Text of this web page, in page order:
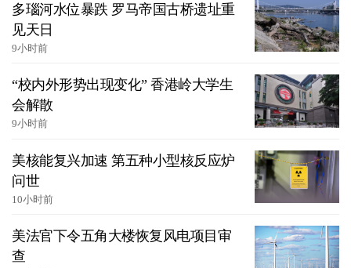
多瑙河水位暴跌 罗马帝国古桥遗址重
见天日
9小时前
“校内外形势出现变化” 香港岭大学生
会解散
9小时前
美核能复兴加速 第五种小型核反应炉
问世
10小时前
美法官下令五角大楼恢复风电项目审
查